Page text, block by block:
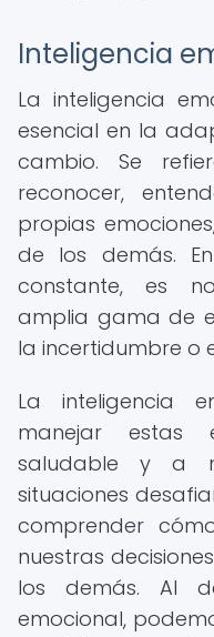
Inteligencia
La inteligencia
esencial en la
cambio. Se
reconocer,
propias
de los demás.
constante, es
amplia gama de
la incertidumbre o
La inteligencia
manejar estas
saludable y a
situaciones
comprender
nuestras
los demás. Al
emocional,